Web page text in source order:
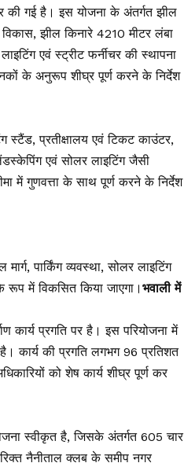
की गई है। इस योजना के अंतर्गत झील
झील किनारे 4210 मीटर लंबा
एवं स्ट्रीट फर्नीचर की स्थापना
के अनुरूप शीघ्र पूर्ण करने के निर्देश
स्टैंड, प्रतीक्षालय एवं टिकट काउंटर,
एवं सोलर लाइटिंग जैसी
में गुणवत्ता के साथ पूर्ण करने के निर्देश
पार्किंग व्यवस्था, सोलर लाइटिंग
में विकसित किया जाएगा। भवाली में
कार्य प्रगति पर है। इस परियोजना में
कार्य की प्रगति लगभग 96 प्रतिशत
को शेष कार्य शीघ्र पूर्ण कर
स्वीकृत है, जिसके अंतर्गत 605 चार
नैनीताल क्लब के समीप नगर